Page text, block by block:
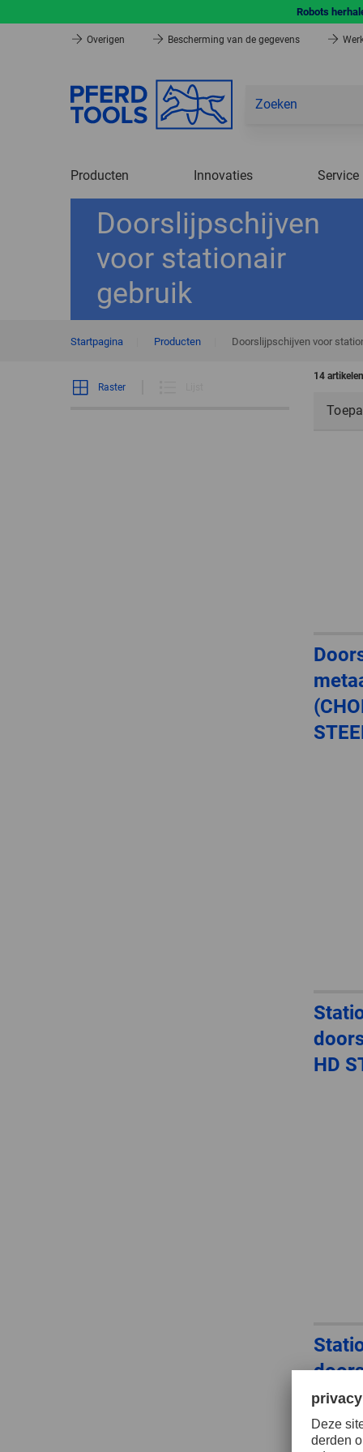
Robots
Overigen Bescherming van de gegevens
Producten Innovaties Service
Doorslijpschijven
voor stationair
gebruik
Startpagina Producten Doorslijpschijven voor
Raster
14
HD